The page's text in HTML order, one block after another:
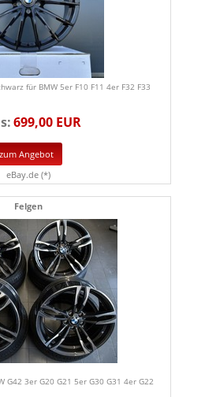
für BMW 5er F10 F11 4er F32 F33
699,00 EUR
zum Angebot
eBay.de (*)
Felgen
G42 3er G20 G21 5er G30 G31 4er G22